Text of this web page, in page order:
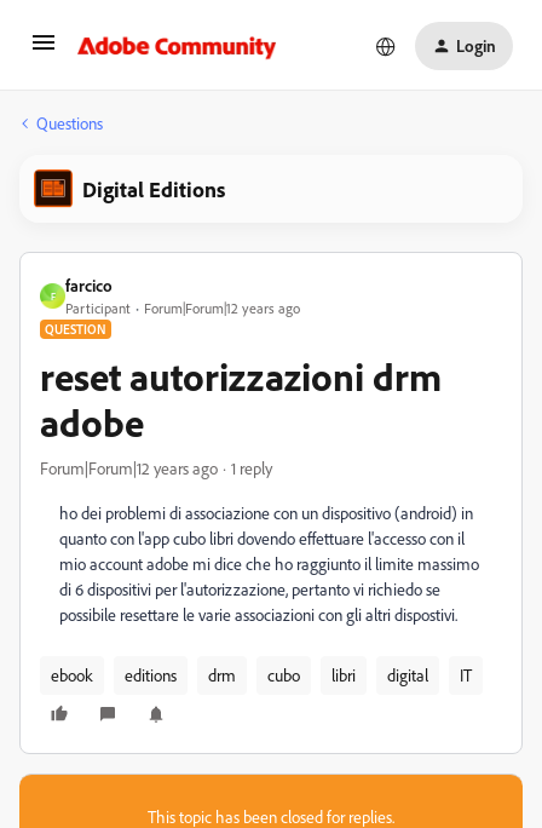
Login
Questions
Digital Editions
F
farcico
Participant Forum|Forum|12 years ago
QUESTION
reset autorizzazioni drm
adobe
Forum|Forum|12 years ago 1 reply
ho dei problemi di associazione con un dispositivo (android) in
quanto con l'app cubo libri dovendo effettuare l'accesso con il
mio account adobe mi dice che ho raggiunto il limite massimo
di 6 dispositivi per l'autorizzazione, pertanto vi richiedo se
possibile resettare le varie associazioni con gli altri dispostivi.
ebook editions drm cubo libri digital IT
This topic has been closed for replies.